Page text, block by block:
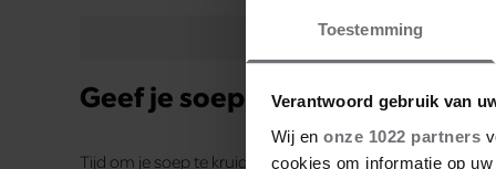
Toestemming
Verantwoord gebruik van
Wij en onze 1022 partners
cookies om informatie op
Geef je soep smaak
Tijd om je soep te kruiden! Een beetje peper en zout